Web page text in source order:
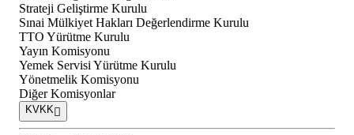
Strateji Geliştirme Kurulu
Sınai Mülkiyet Hakları Değerlendirme Kurulu
TTO Yürütme Kurulu
Yayın Komisyonu
Yemek Servisi Yürütme Kurulu
Yönetmelik Komisyonu
Diğer Komisyonlar
KVKK